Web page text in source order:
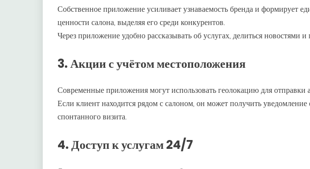
Собственное приложение усиливает узнаваемость бренда и
ценности салона, выделяя его среди конкурентов.
Через приложение удобно рассказывать об услугах, делиться
3. Акции с учётом местоположения
Современные приложения могут использовать геолокацию для отправки
Если клиент находится рядом с салоном, он может получить
спонтанного визита.
4. Доступ к услугам 24/7